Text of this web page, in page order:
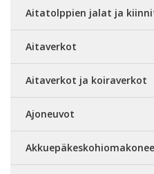
Aitatolppien jalat ja
Aitaverkot
Aitaverkot ja koiraverkot
Ajoneuvot